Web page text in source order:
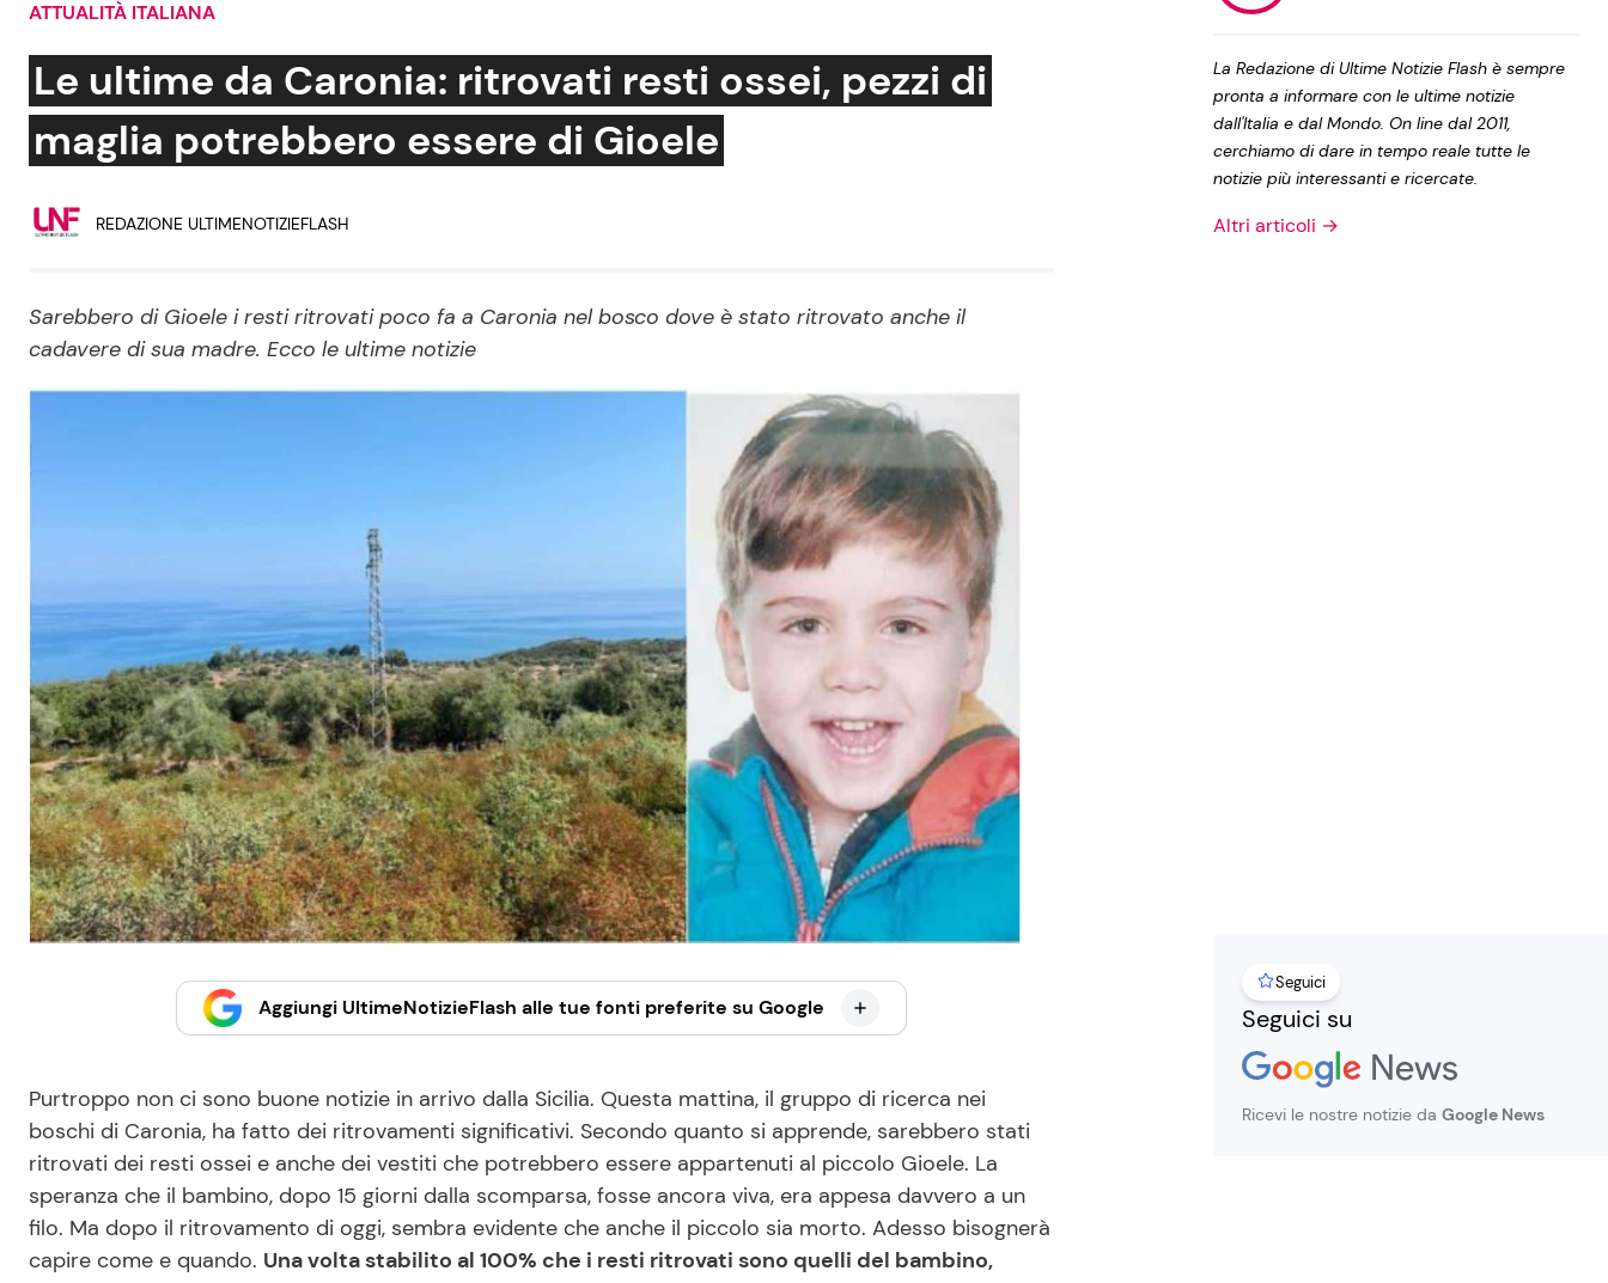
Social News
News dal mondo
Benessere
Mondo Mamma
News benessere
Salute
Le Ricette in TV
Ricette Facili e Veloci
Ricette Feste
Ricette per Bambini
Privacy Policy
ATTUALITÀ ITALIANA
Le ultime da Caronia: ritrovati resti ossei, pezzi di
maglia potrebbero essere di Gioele
REDAZIONE ULTIMENOTIZIEFLASH
Sarebbero di Gioele i resti ritrovati poco fa a Caronia nel bosco dove è stato ritrovato anche il
cadavere di sua madre. Ecco le ultime notizie
Aggiungi UltimeNotizieFlash alle tue fonti preferite su Google
Purtroppo non ci sono buone notizie in arrivo dalla Sicilia. Questa mattina, il gruppo di ricerca nei
boschi di Caronia, ha fatto dei ritrovamenti significativi. Secondo quanto si apprende, sarebbero stati
ritrovati dei resti ossei e anche dei vestiti che potrebbero essere appartenuti al piccolo Gioele. La
speranza che il bambino, dopo 15 giorni dalla scomparsa, fosse ancora viva, era appesa davvero a un
filo. Ma dopo il ritrovamento di oggi, sembra evidente che anche il piccolo sia morto. Adesso bisognerà
capire come e quando. Una volta stabilito al 100% che i resti ritrovati sono quelli del bambino,
La Redazione di Ultime Notizie Flash è sempre
pronta a informare con le ultime notizie
dall'Italia e dal Mondo. On line dal 2011,
cerchiamo di dare in tempo reale tutte le
notizie più interessanti e ricercate.
Altri articoli →
Seguici
Seguici su
Ricevi le nostre notizie da Google News